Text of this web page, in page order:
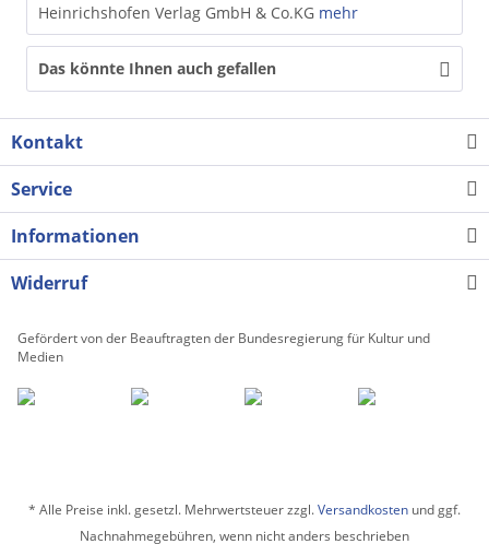
Heinrichshofen Verlag GmbH & Co.KG mehr
Das könnte Ihnen auch gefallen
Kontakt
Service
Informationen
Widerruf
Gefördert von der Beauftragten der Bundesregierung für Kultur und
Medien
* Alle Preise inkl. gesetzl. Mehrwertsteuer zzgl.Versandkosten und ggf.
Nachnahmegebühren, wenn nicht anders beschrieben